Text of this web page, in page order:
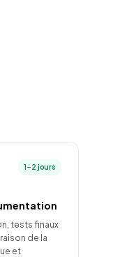
1–2 jours
tests finaux
de la
et